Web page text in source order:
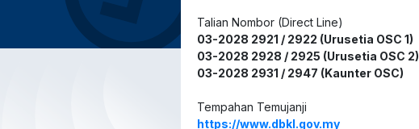
Talian Nombor (Direct Line)
03-2028 2921 / 2922 (Urusetia OSC 1)
03-2028 2928 / 2925 (Urusetia OSC 2)
03-2028 2931 / 2947 (Kaunter OSC)
Tempahan Temujanji
https://www.dbkl.gov.my